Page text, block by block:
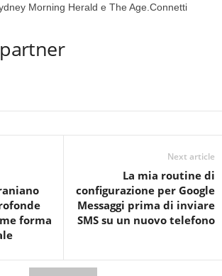
Morning Herald e The Age. Connetti
forma
Next article
La mia routine di
configurazione per Google
Messaggi prima di inviare
SMS su un nuovo telefono